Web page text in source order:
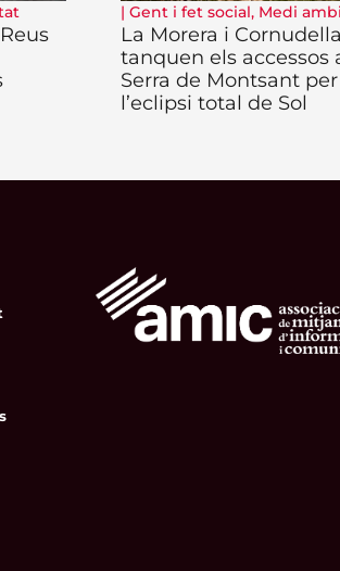
| Gent i fet social, Medi
La Morera i Cornudella
tanquen els accessos
Serra de Montsant per
l’eclipsi total de Sol